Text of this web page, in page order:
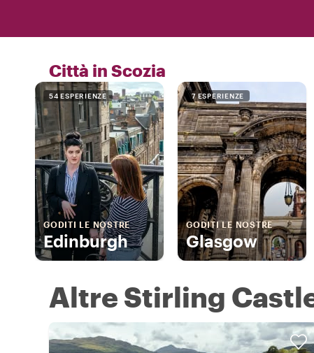
Città in Scozia
54 ESPERIENZE
GODITI LE NOSTRE
Edinburgh
7 ESPERIENZE
GODITI LE NOSTRE
Glasgow
Altre Stirling